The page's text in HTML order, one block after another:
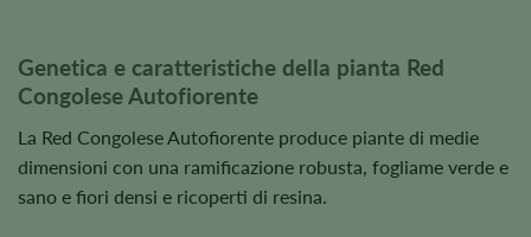
Genetica e caratteristiche della pianta Red
Congolese Autofiorente
La Red Congolese Autofiorente produce piante di medie
dimensioni con una ramificazione robusta, fogliame verde e
sano e fiori densi e ricoperti di resina.